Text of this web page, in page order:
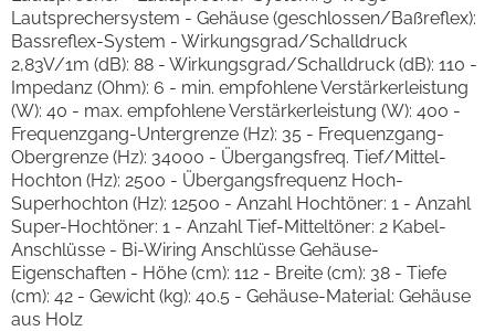
Lautsprechersystem - Gehäuse (geschlossen/Baßreflex):
Bassreflex-System - Wirkungsgrad/Schalldruck
2,83V/1m (dB): 88 - Wirkungsgrad/Schalldruck (dB): 110 -
Impedanz (Ohm): 6 - min. empfohlene Verstärkerleistung
(W): 40 - max. empfohlene Verstärkerleistung (W): 400 -
Frequenzgang-Untergrenze (Hz): 35 - Frequenzgang-
Obergrenze (Hz): 34000 - Übergangsfreq. Tief/Mittel-
Hochton (Hz): 2500 - Übergangsfrequenz Hoch-
Superhochton (Hz): 12500 - Anzahl Hochtöner: 1 - Anzahl
Super-Hochtöner: 1 - Anzahl Tief-Mitteltöner: 2 Kabel-
Anschlüsse - Bi-Wiring Anschlüsse Gehäuse-
Eigenschaften - Höhe (cm): 112 - Breite (cm): 38 - Tiefe
(cm): 42 - Gewicht (kg): 40.5 - Gehäuse-Material: Gehäuse
aus Holz